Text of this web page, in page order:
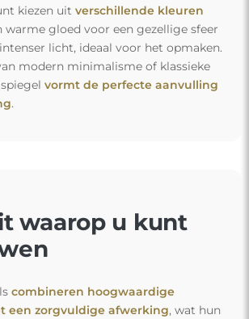
kiezen uit verschillende kleuren
warme gloed voor een gezellige sfeer
licht, ideaal voor het opmaken.
modern minimalisme of klassieke
vormt de perfecte aanvulling
.
waarop u kunt
combineren hoogwaardige
een zorgvuldige afwerking, wat hun